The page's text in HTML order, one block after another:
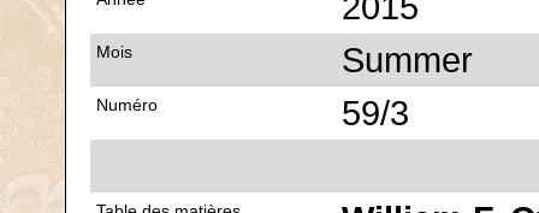
Mois Summer
Numéro 59/3